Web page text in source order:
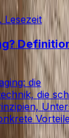
Lesezeit
die
die